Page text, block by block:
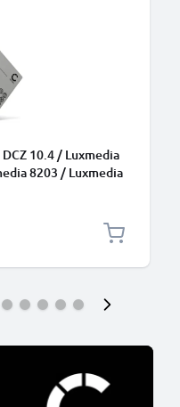
10.4 / Luxmedia
8203 / Luxmedia